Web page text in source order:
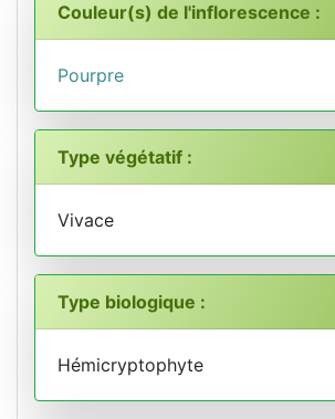
Couleur(s) de l'inflorescence :
Pourpre
Type végétatif :
Vivace
Type biologique :
Hémicryptophyte